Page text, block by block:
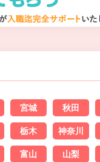
宮城 秋田
栃木 神奈川
富山 山梨